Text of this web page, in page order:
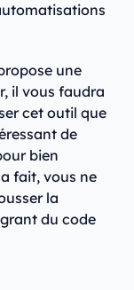
une
il vous faudra
cet outil que
de
bien
fait, vous ne
la
du code